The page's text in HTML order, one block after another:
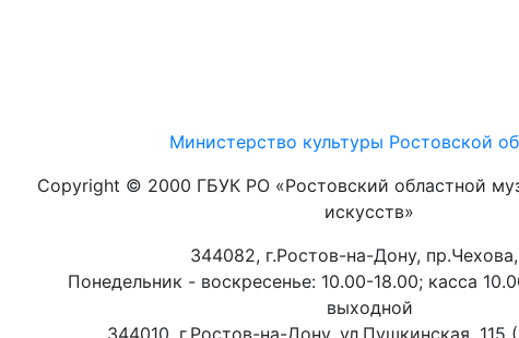
Министерство культуры Ростовской
Copyright © 2000 ГБУК РО «Ростовский областной
искусств»
344082, г.Ростов-на-Дону,
Понедельник - воскресенье: 10.00-18.00; касса
выходной
344010, г.Ростов-на-Дону, ул.Пушкинская,